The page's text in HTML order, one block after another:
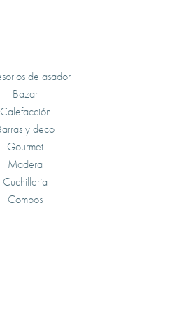
de asador
Bazar
Calefacción
y deco
Gourmet
Madera
Cuchillería
Combos